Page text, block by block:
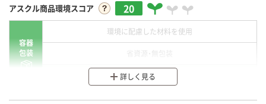
アスクル商品環境スコア 20
容器
包装
環境に配慮した材料を使用
分別・リサイクルしやすい設計
詳しく見る